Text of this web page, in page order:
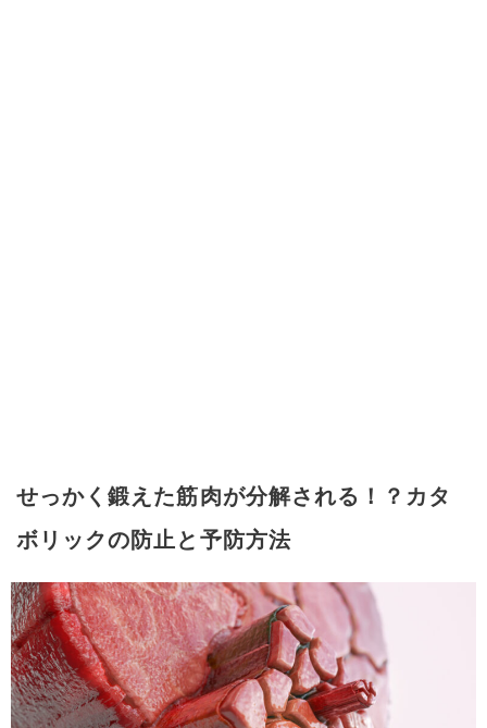
せっかく鍛えた筋肉が分解される！？カタ
ボリックの防止と予防方法